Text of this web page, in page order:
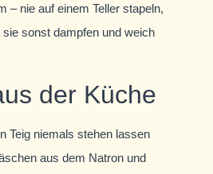
– nie auf einem Teller stapeln,
sonst dampfen und weich
der Küche
Teig niemals stehen lassen
aus dem Natron und